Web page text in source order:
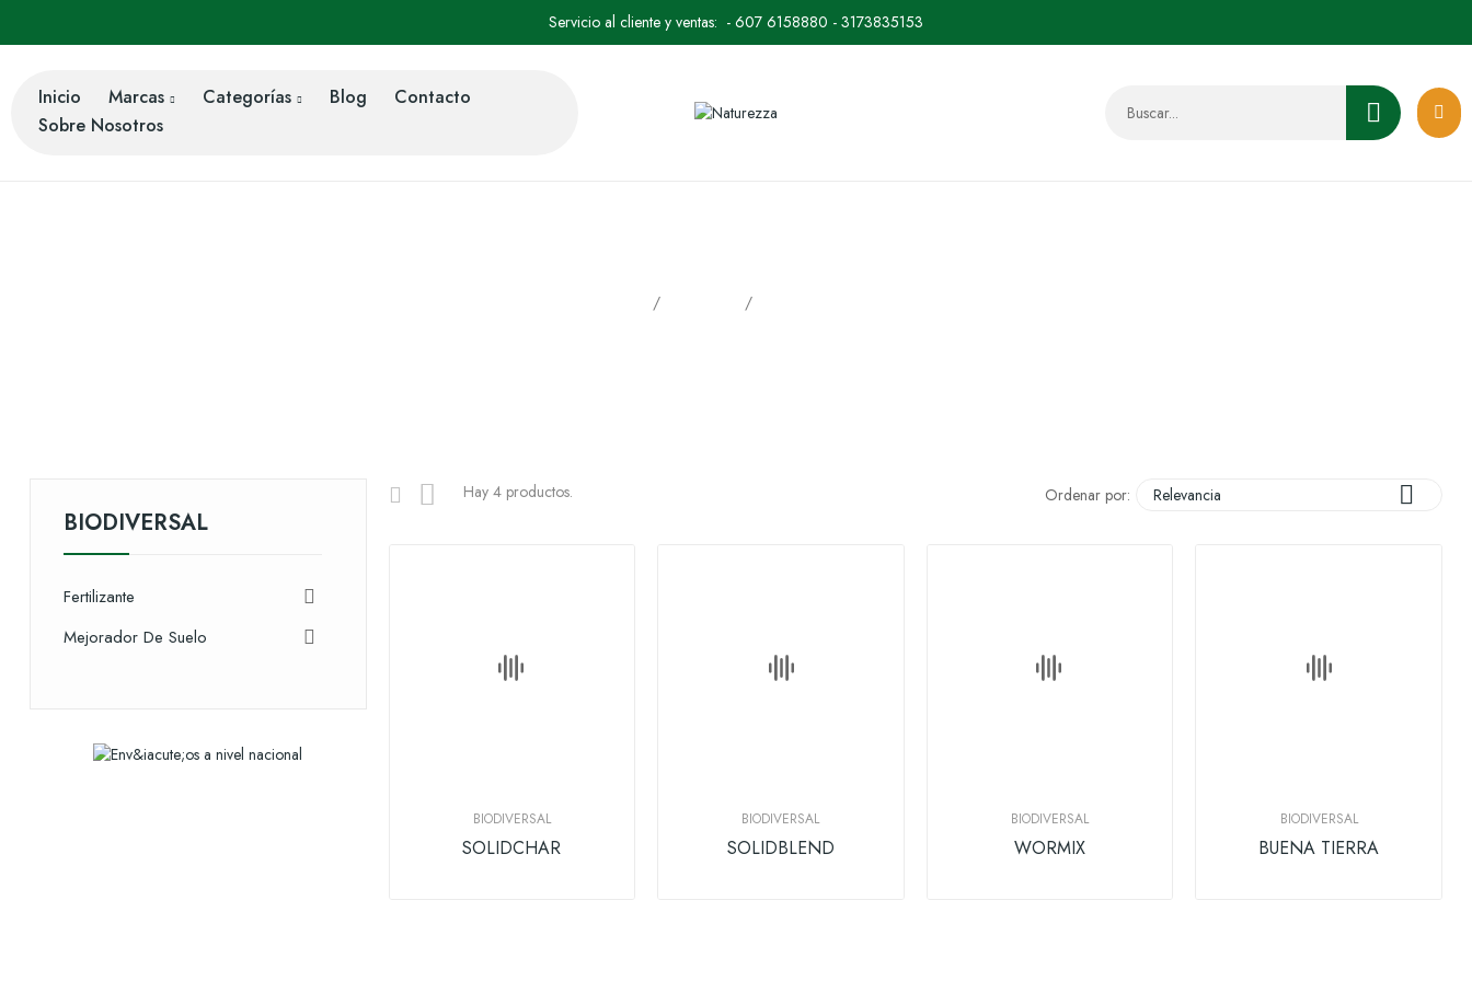
Servicio al cliente y ventas: - 607 6158880 - 3173835153
Inicio Marcas Categorías Blog
Contacto
Sobre Nosotros
BIODIVERSAL
Fertilizante 
Mejorador De Suelo 
Hay 4 productos. Ordenar por: Relevancia 
BIODIVERSAL
SOLIDCHAR
BIODIVERSAL
SOLIDBLEND
BIODIVERSAL
WORMIX
BIODIVERSAL
BUENA TIERRA